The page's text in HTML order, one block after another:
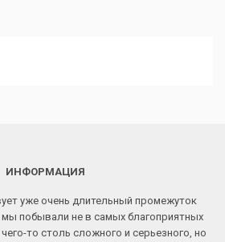
ИНФОРМАЦИЯ
уже очень длительный промежуток
побывали не в самых благоприятных
то столь сложного и серьезного, но